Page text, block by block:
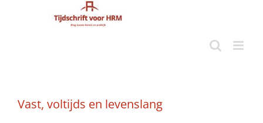
Vast, voltijds en levenslang